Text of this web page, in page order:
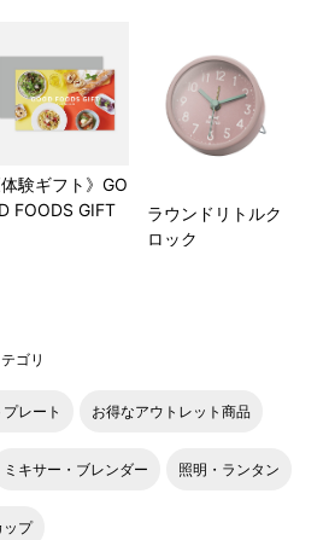
体験ギフト》GO
FOODS GIFT
ラウンドリトルク
ロック
ゴリ
レート お得なアウトレット商品
ミキサー・ブレンダー 照明・ランタン
ップ